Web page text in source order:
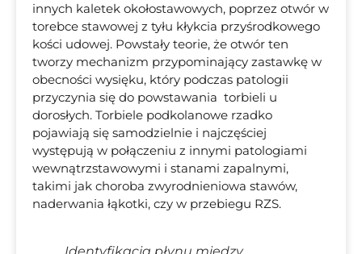
innych kaletek okołostawowych, poprzez otwór w
torebce stawowej z tyłu kłykcia przyśrodkowego
kości udowej. Powstały teorie, że otwór ten
tworzy mechanizm przypominający zastawkę w
obecności wysięku, który podczas patologii
przyczynia się do powstawania torbieli u
dorosłych. Torbiele podkolanowe rzadko
pojawiają się samodzielnie i najczęściej
występują w połączeniu z innymi patologiami
wewnątrzstawowymi i stanami zapalnymi,
takimi jak choroba zwyrodnieniowa stawów,
naderwania łąkotki, czy w przebiegu RZS.